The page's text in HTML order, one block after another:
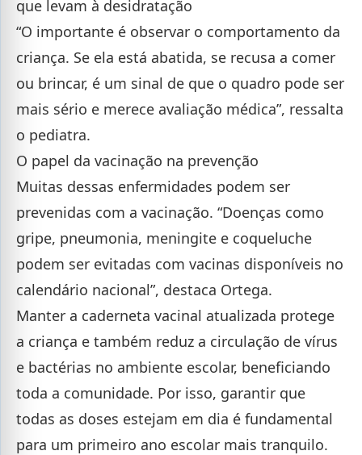
que levam à desidratação
“O importante é observar o comportamento da
criança. Se ela está abatida, se recusa a comer
ou brincar, é um sinal de que o quadro pode ser
mais sério e merece avaliação médica”, ressalta
o pediatra.
O papel da vacinação na prevenção
Muitas dessas enfermidades podem ser
prevenidas com a vacinação. “Doenças como
gripe, pneumonia, meningite e coqueluche
podem ser evitadas com vacinas disponíveis no
calendário nacional”, destaca Ortega.
Manter a caderneta vacinal atualizada protege
a criança e também reduz a circulação de vírus
e bactérias no ambiente escolar, beneficiando
toda a comunidade. Por isso, garantir que
todas as doses estejam em dia é fundamental
para um primeiro ano escolar mais tranquilo.